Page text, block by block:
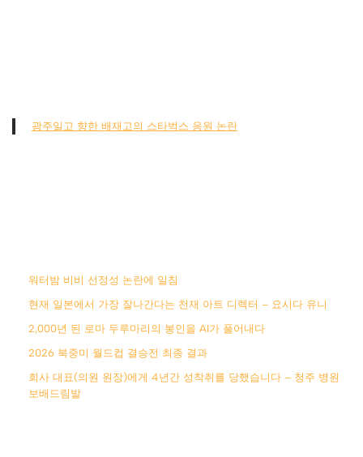
광주일고 향한 배재고의 스타벅스 응원 논란
워터밤 비비 선정성 논란에 일침
현재 일본에서 가장 잘나간다는 천재 아트 디렉터 – 요시다 유니
2,000년 된 로마 두루마리의 봉인을 AI가 풀어내다
2026 북중미 월드컵 결승전 최종 결과
회사 대표(의원 원장)에게 4년간 성착취를 당했습니다 – 청주 병원
보배드림발